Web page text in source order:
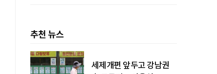
추천 뉴스
세제개편 앞두고 강남권